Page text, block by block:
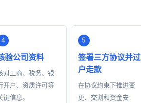
验公司资料
对工商、税务、银
开户、资质许可等
键信息。
签署三方协议并过
户走款
在协议约束下推进变
更、交割和资金安